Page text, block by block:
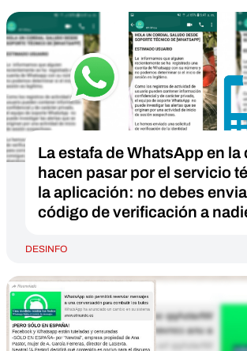
La estafa de WhatsApp en la
hacen pasar por el servicio
la aplicación: no debes
código de verificación a
DESINFO